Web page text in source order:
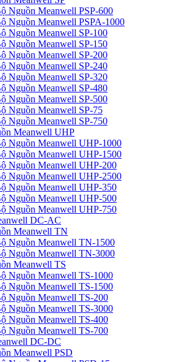
Nguồn Meanwell PSP-600
Nguồn Meanwell PSPA-1000
Nguồn Meanwell SP-100
Nguồn Meanwell SP-150
Nguồn Meanwell SP-200
Nguồn Meanwell SP-240
Nguồn Meanwell SP-320
Nguồn Meanwell SP-480
Nguồn Meanwell SP-500
Nguồn Meanwell SP-75
Nguồn Meanwell SP-750
Meanwell UHP
Nguồn Meanwell UHP-1000
Nguồn Meanwell UHP-1500
Nguồn Meanwell UHP-200
Nguồn Meanwell UHP-2500
Nguồn Meanwell UHP-350
Nguồn Meanwell UHP-500
Nguồn Meanwell UHP-750
DC-AC
Meanwell TN
Nguồn Meanwell TN-1500
Nguồn Meanwell TN-3000
Meanwell TS
Nguồn Meanwell TS-1000
Nguồn Meanwell TS-1500
Nguồn Meanwell TS-200
Nguồn Meanwell TS-3000
Nguồn Meanwell TS-400
Nguồn Meanwell TS-700
DC-DC
Meanwell PSD